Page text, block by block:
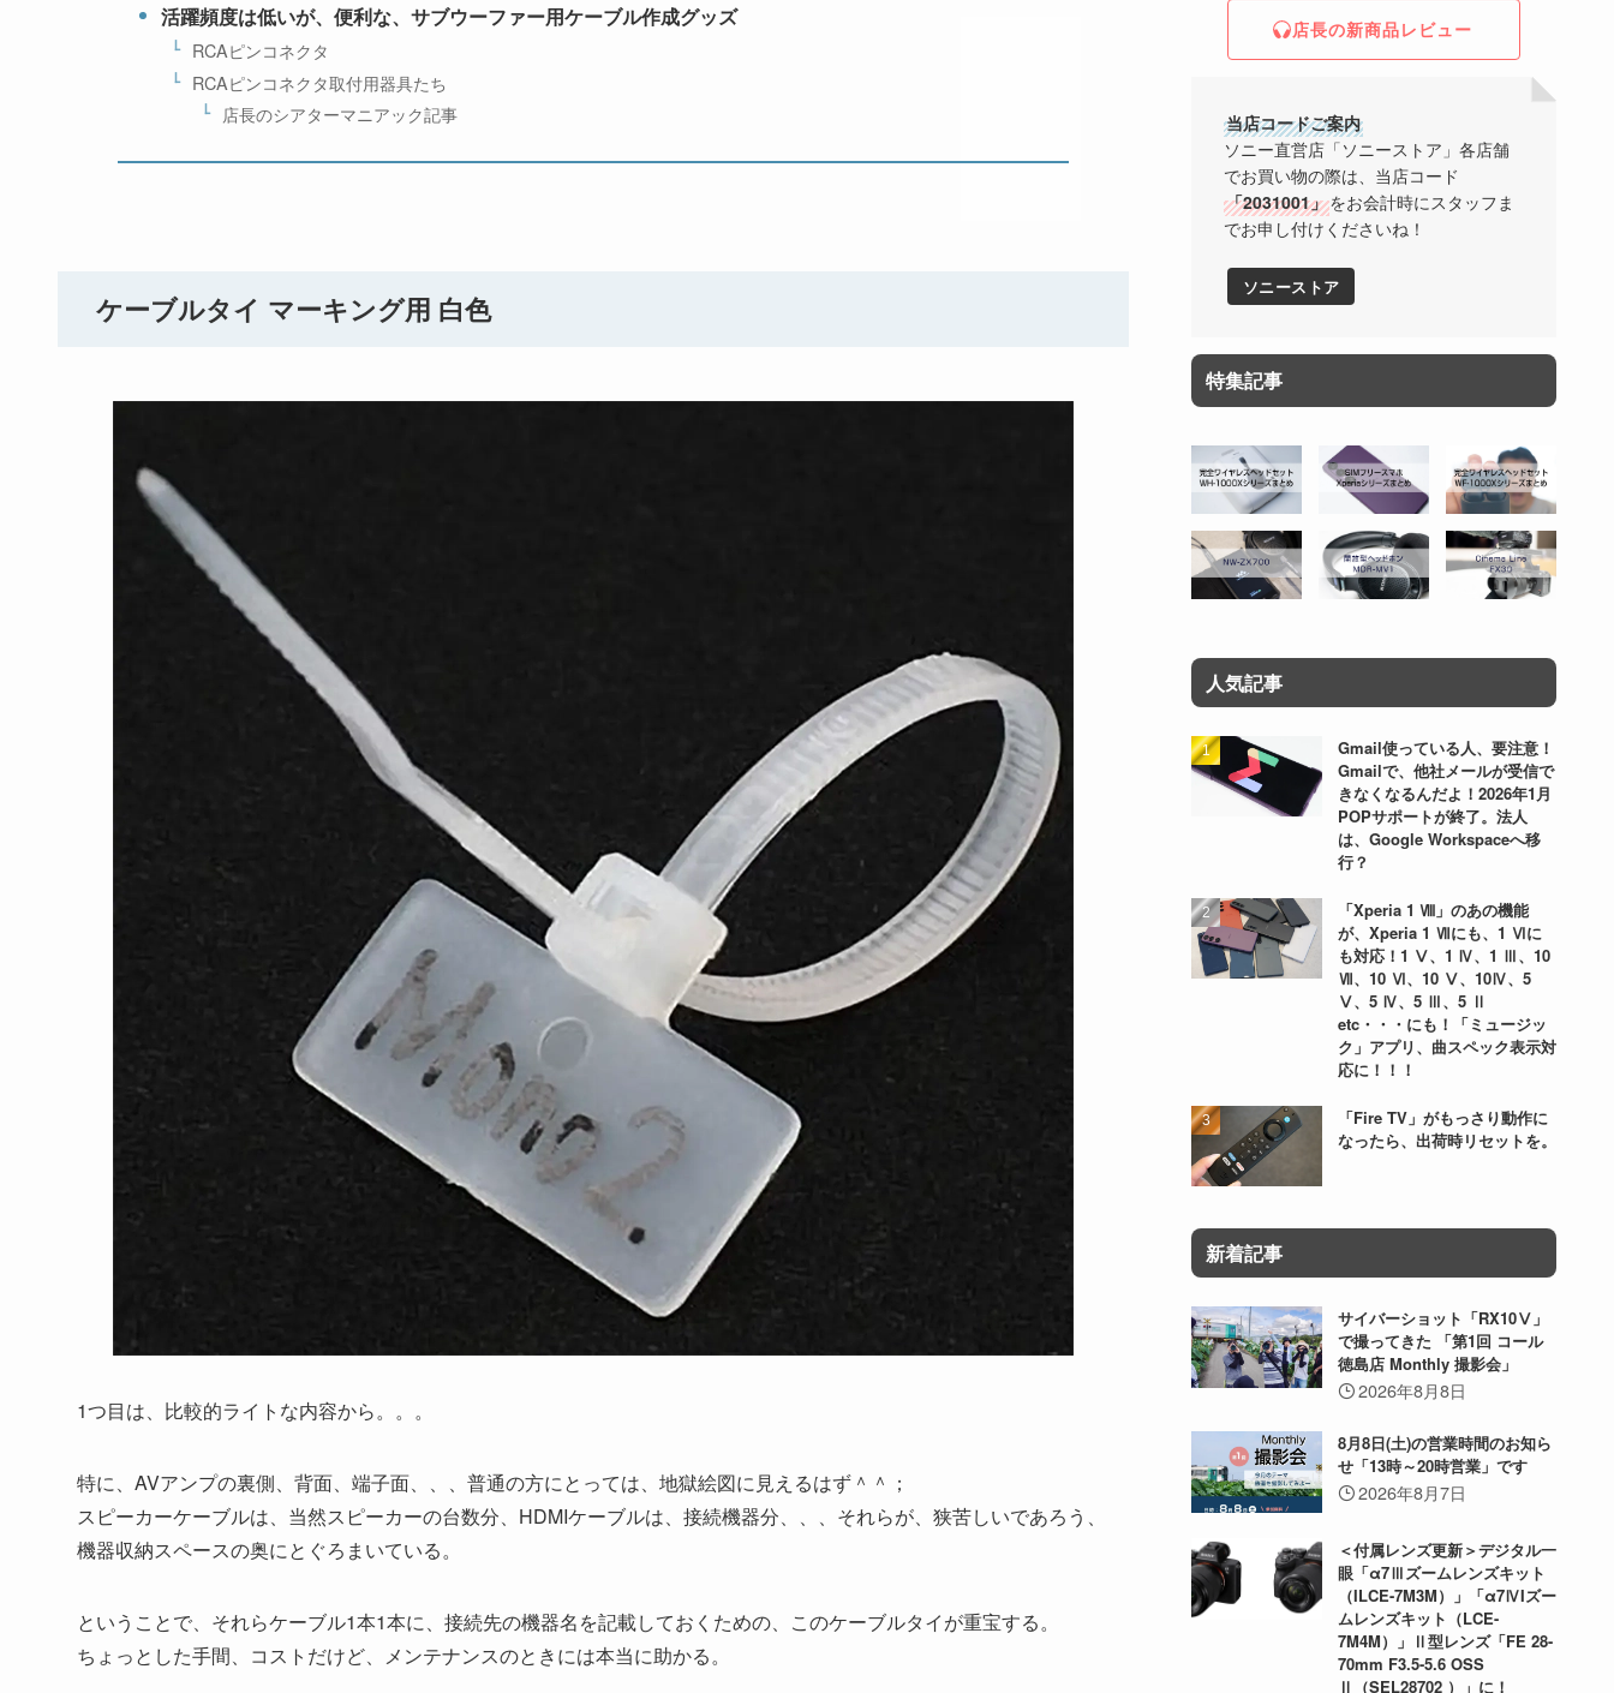
活躍頻度は低いが、便利な、サブウーファー用ケーブル作成グッズ
RCAピンコネクタ
RCAピンコネクタ取付用器具たち
店長のシアターマニアック記事
ケーブルタイ マーキング用 白色
1つ目は、比較的ライトな内容から。。。
特に、AVアンプの裏側、背面、端子面、、、普通の方にとっては、地獄絵図に見えるはず＾＾；
スピーカーケーブルは、当然スピーカーの台数分、HDMIケーブルは、接続機器分、、、それらが、狭苦しいであろう、
機器収納スペースの奥にとぐろまいている。
ということで、それらケーブル1本1本に、接続先の機器名を記載しておくための、このケーブルタイが重宝する。
ちょっとした手間、コストだけど、メンテナンスのときには本当に助かる。
店長の新商品レビュー
当店コードご案内
ソニー直営店「ソニーストア」各店舗
でお買い物の際は、当店コード
「2031001」をお会計時にスタッフま
でお申し付けくださいね！
ソニーストア
特集記事
人気記事
Gmail使っている人、要注意！
Gmailで、他社メールが受信で
きなくなるんだよ！2026年1月
POPサポートが終了。法人
は、Google Workspaceへ移
行？
「Xperia 1 Ⅷ」のあの機能
が、Xperia 1 Ⅶにも、1 Ⅵに
も対応！1 Ⅴ、1 Ⅳ、1 Ⅲ、10
Ⅶ、10 Ⅵ、10 Ⅴ、10Ⅳ、5
Ⅴ、5 Ⅳ、5 Ⅲ、5 Ⅱ
etc・・・にも！「ミュージッ
ク」アプリ、曲スペック表示対
応に！！！
「Fire TV」がもっさり動作に
なったら、出荷時リセットを。
新着記事
サイバーショット「RX10Ⅴ」
で撮ってきた 「第1回 コール
徳島店 Monthly 撮影会」
2026年8月8日
8月8日(土)の営業時間のお知ら
せ「13時～20時営業」です
2026年8月7日
＜付属レンズ更新＞デジタル一
眼「α7Ⅲズームレンズキット
（ILCE-7M3M）」「α7ⅣIズー
ムレンズキット（LCE-
7M4M）」Ⅱ型レンズ「FE 28-
70mm F3.5-5.6 OSS
Ⅱ（SEL28702 ）」に！